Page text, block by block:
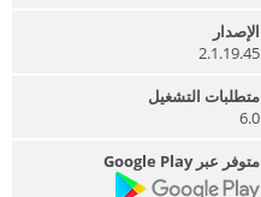
الإصدار
2.1.19.45
متطلبات التشغيل
6.0
متوفر عبر Google Play